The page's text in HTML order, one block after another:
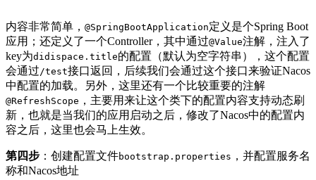
内容非常简单， @SpringBootApplication定义是个Spring Boot
应用；还定义了一个Controller，其中通过@Value注解，注入了
key为didispace.title的配置（默认为空字符串），这个配置
会通过 /test接口返回，后续我们会通过这个接口来验证Nacos
中配置的加载。另外，这里还有一个比较重要的注解
@RefreshScope ，主要用来让这个类下的配置内容支持动态刷
新，也就是当我们的应用启动之后，修改了Nacos中的配置内
容之后，这里也会马上生效。
第四步 ：创建配置文件bootstrap.properties ，并配置服务名
称和Nacos地址